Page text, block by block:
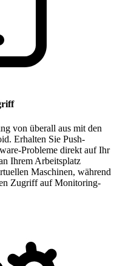
von überall aus mit den
Erhalten Sie Push-
Probleme direkt auf Ihr
Ihrem Arbeitsplatz
Maschinen, während
Zugriff auf Monitoring-